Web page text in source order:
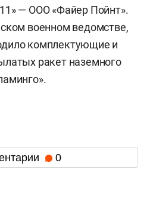
— ООО «Файер Пойнт».
военном ведомстве,
комплектующие и
ракет наземного
0